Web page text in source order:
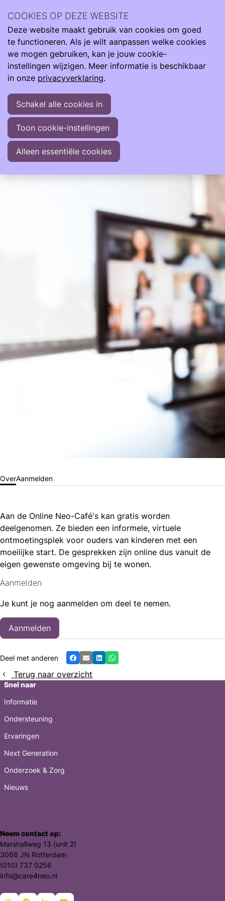
Over Ouders | Online Neo-Café
do
08
okt
Ouders | Online Neo-Café
Elke maand organiseert Care4Neo vanuit Ouders
voor Ouders een online Neo-Café via Teams.
OverAanmelden
Aan de Online Neo-Café's kan gratis worden
deelgenomen. Ze bieden een informele, virtuele
ontmoetingsplek voor ouders van kinderen met een
moeilijke start. De gesprekken zijn online dus vanuit de
eigen gewenste omgeving bij te wonen.
Aanmelden
Je kunt je nog aanmelden om deel te nemen.
Aanmelden
Deel met anderen Facebook
E-mailLinkedInWhatsapp
Terug naar overzicht
Snel naar
Informatie
Ondersteuning
Ervaringen
Next Generation
Onderzoek & Zorg
Nieuws
Neem contact op:
Marshallweg 13 (unit 2)
3068 JN Rotterdam
(010) 737 0256
info@care4neo.nl
COOKIES OP DEZE WEBSITE
Deze website maakt gebruik van cookies om goed
te functioneren. Als je wilt aanpassen welke cookies
we mogen gebruiken, kan je jouw cookie-
instellingen wijzigen. Meer informatie is beschikbaar
in onze privacyverklaring.
Schakel alle cookies in
Toon cookie-instellingen
Alleen essentiële cookies